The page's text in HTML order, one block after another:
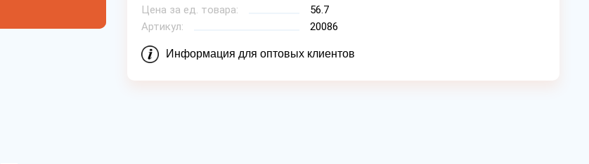
Цена за ед. товара:
56.7
Артикул:
20086
Информация для оптовых клиентов